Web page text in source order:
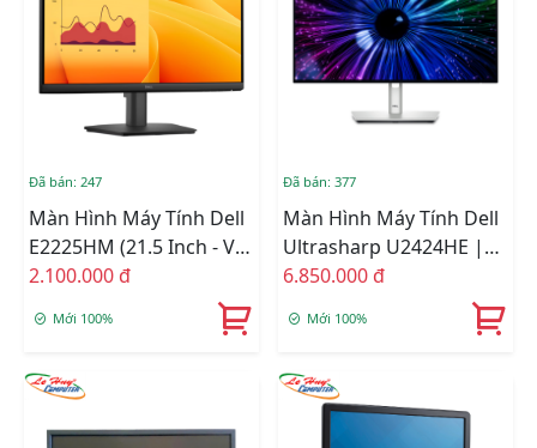
Đã bán: 247
Màn Hình Máy Tính Dell
E2225HM (21.5 Inch - VA
- FHD - 100Hz- 5ms)
2.100.000 đ
Mới 100%
Đã bán: 377
Màn Hình Máy Tính Dell
Ultrasharp U2424HE |
23.8 Inch, Full HD, IPS,
6.850.000 đ
Mới 100%